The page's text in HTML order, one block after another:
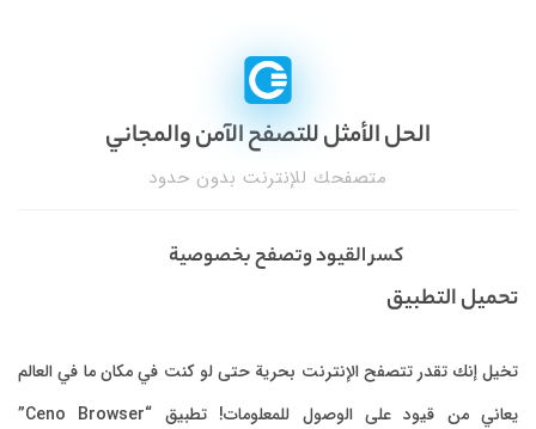
الحل الأمثل للتصفح الآمن والمجاني
متصفحك للإنترنت بدون حدود
كسر القيود وتصفح بخصوصية
التطبيق
إنك تقدر تتصفح الإنترنت بحرية حتى لو كنت في مكان ما في العالم
يعاني من قيود على الوصول للمعلومات! تطبيق “Ceno Browser”